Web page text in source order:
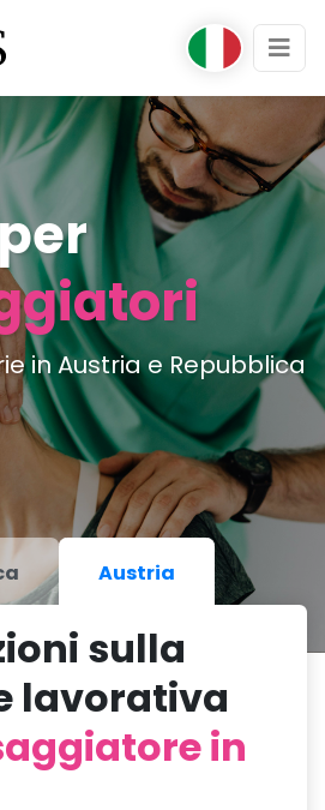
in Austria e Repubblica
Austria
sulla
lavorativa
in